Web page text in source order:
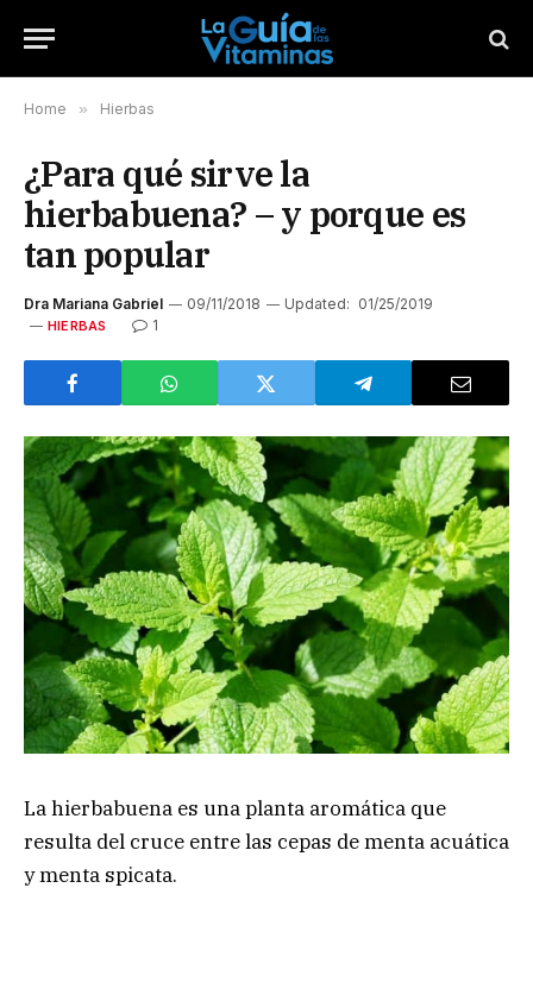
Home » Hierbas
¿Para qué sirve la
hierbabuena? – y porque es
tan popular
Dra Mariana Gabriel 09/11/2018 Updated: 01/25/2019
HIERBAS 1
La hierbabuena es una planta aromática que
resulta del cruce entre las cepas de menta acuática
y menta spicata.